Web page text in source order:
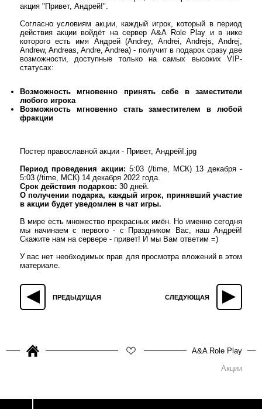
акция "Привет, Андрей!".
Согласно условиям акции, каждый игрок, который в период
действия акции войдёт на сервер A&A Role Play и в нике
которого есть имя Андрей (Andrey, Andrei, Andrejs, Andrej,
Andrew, Andreas, Andre, Andrea) - получит в подарок сразу две
возможности, доступные только на самых высоких VIP-
статусах:
Возможность мгновенно принять себе в заместители
любого игрока
Возможность мгновенно стать заместителем в любой
фракции
Постер православной акции - Привет, Андрей!.jpg
Период проведения акции: 5:03 (/time, МСК) 13 декабря -
5:03 (/time, МСК) 14 декабря 2022 года.
Срок действия подарков: 30 дней.
О получении подарка, каждый игрок, принявший участие
в акции будет уведомлен в чат игры.
В мире есть множество прекрасных имён. Но именно сегодня
мы начинаем с первого - с Праздником Вас, наш Андрей!
Скажите нам на сервере - привет! И мы Вам ответим =)
У вас нет необходимых прав для просмотра вложений в этом
материале.
ПРЕДЫДУЩАЯ СЛЕДУЮЩАЯ
A&A Role Play
Акции